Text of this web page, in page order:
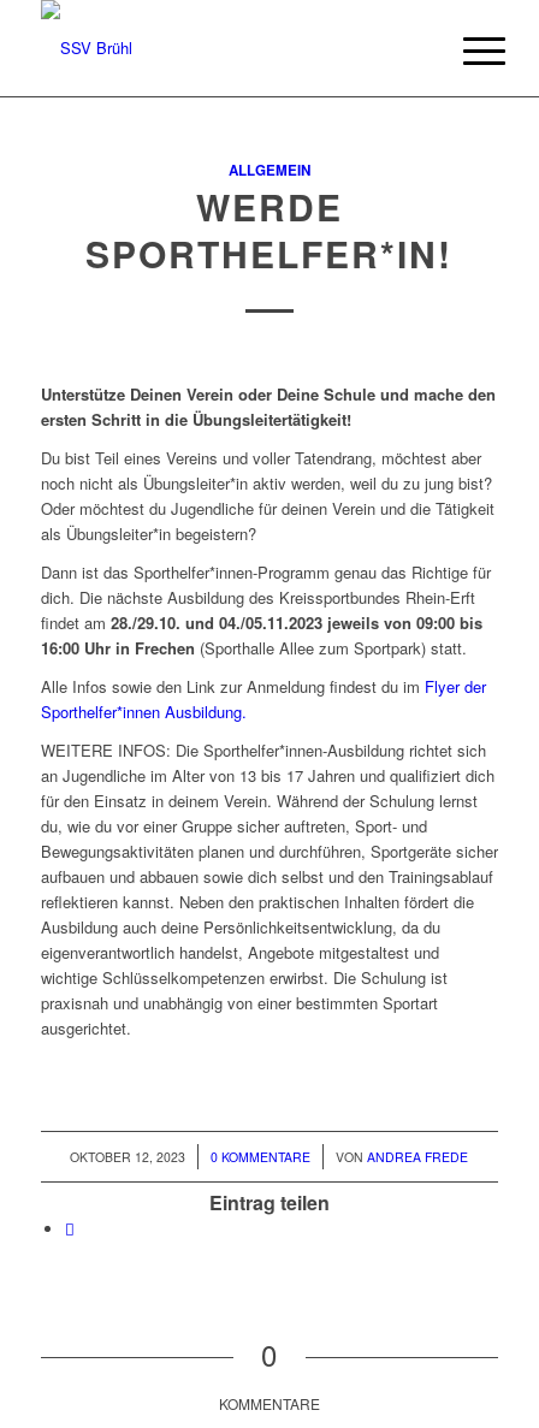
ALLGEMEIN
WERDE
SPORTHELFER*IN!
Unterstütze Deinen Verein oder Deine Schule und mache den
ersten Schritt in die Übungsleitertätigkeit!
Du bist Teil eines Vereins und voller Tatendrang, möchtest aber
noch nicht als Übungsleiter*in aktiv werden, weil du zu jung bist?
Oder möchtest du Jugendliche für deinen Verein und die Tätigkeit
als Übungsleiter*in begeistern?
Dann ist das Sporthelfer*innen-Programm genau das Richtige für
dich. Die nächste Ausbildung des Kreissportbundes Rhein-Erft
findet am 28./29.10. und 04./05.11.2023 jeweils von 09:00 bis
16:00 Uhr in Frechen (Sporthalle Allee zum Sportpark) statt.
Alle Infos sowie den Link zur Anmeldung findest du im Flyer der
Sporthelfer*innen Ausbildung.
WEITERE INFOS: Die Sporthelfer*innen-Ausbildung richtet sich
an Jugendliche im Alter von 13 bis 17 Jahren und qualifiziert dich
für den Einsatz in deinem Verein. Während der Schulung lernst
du, wie du vor einer Gruppe sicher auftreten, Sport- und
Bewegungsaktivitäten planen und durchführen, Sportgeräte sicher
aufbauen und abbauen sowie dich selbst und den Trainingsablauf
reflektieren kannst. Neben den praktischen Inhalten fördert die
Ausbildung auch deine Persönlichkeitsentwicklung, da du
eigenverantwortlich handelst, Angebote mitgestaltest und
wichtige Schlüsselkompetenzen erwirbst. Die Schulung ist
praxisnah und unabhängig von einer bestimmten Sportart
ausgerichtet.
OKTOBER 12, 2023
/ 0 KOMMENTARE
/ VONANDREA FREDE
Eintrag teilen
0
KOMMENTARE